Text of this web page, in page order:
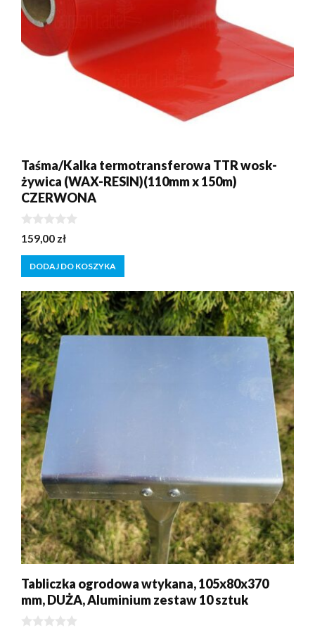
Taśma/Kalka termotransferowa TTR wosk-
żywica (WAX-RESIN)(110mm x 150m)
CZERWONA
0
z
5
159,00 zł
DODAJ DO KOSZYKA
Tabliczka ogrodowa wtykana, 105x80x370
mm, DUŻA, Aluminium zestaw 10 sztuk